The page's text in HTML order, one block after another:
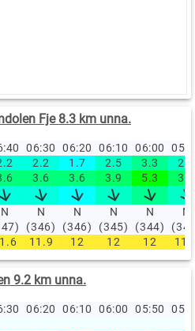
Fje 8.3 km unna.
06:30 06:20 06:10 06:00
2.2 1.7 2.5 3.3
2.5
3.6 3.6 3.9 5.3 3.9
N
N
(346)
N
(346)
N
(345)
N
(344)
N
11.9 12 12 12
9.2 km unna.
06:20 06:10 06:00 05:50